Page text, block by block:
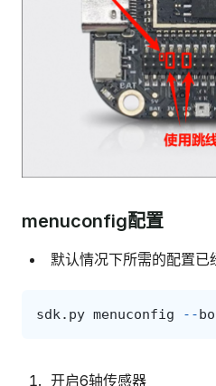
menuconfig配置
默认情况下所需的配置已
sdk . py menuconfig --
开启6轴传感器